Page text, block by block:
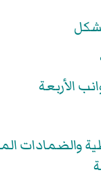
الأربعة
والضمادات